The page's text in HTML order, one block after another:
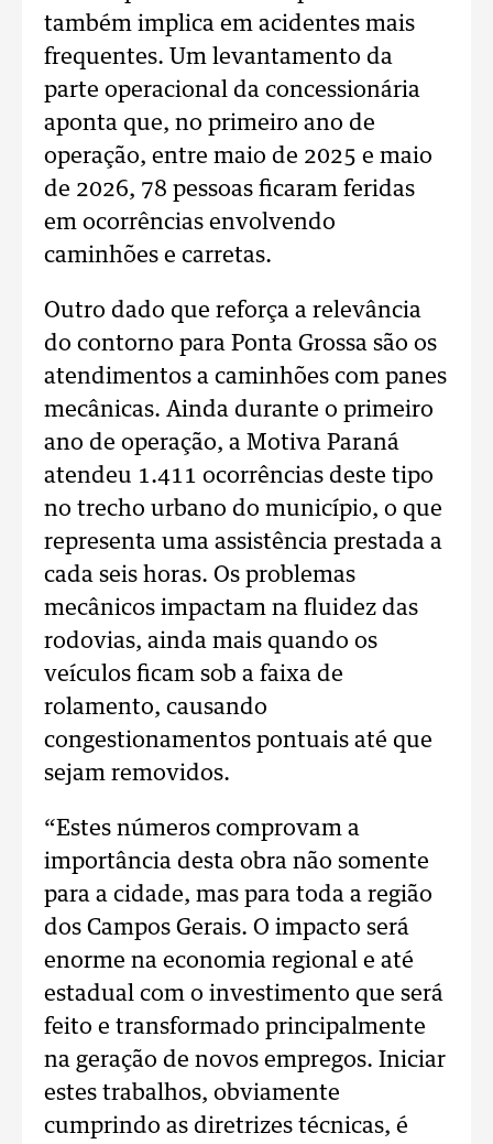
também implica em acidentes mais
frequentes. Um levantamento da
parte operacional da concessionária
aponta que, no primeiro ano de
operação, entre maio de 2025 e maio
de 2026, 78 pessoas ficaram feridas
em ocorrências envolvendo
caminhões e carretas.
Outro dado que reforça a relevância
do contorno para Ponta Grossa são os
atendimentos a caminhões com panes
mecânicas. Ainda durante o primeiro
ano de operação, a Motiva Paraná
atendeu 1.411 ocorrências deste tipo
no trecho urbano do município, o que
representa uma assistência prestada a
cada seis horas. Os problemas
mecânicos impactam na fluidez das
rodovias, ainda mais quando os
veículos ficam sob a faixa de
rolamento, causando
congestionamentos pontuais até que
sejam removidos.
“Estes números comprovam a
importância desta obra não somente
para a cidade, mas para toda a região
dos Campos Gerais. O impacto será
enorme na economia regional e até
estadual com o investimento que será
feito e transformado principalmente
na geração de novos empregos. Iniciar
estes trabalhos, obviamente
cumprindo as diretrizes técnicas, é